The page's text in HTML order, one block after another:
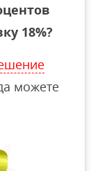
18%?
можете